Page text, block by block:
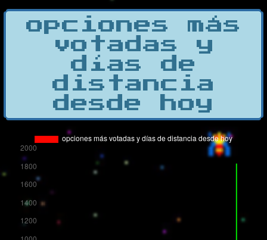
opciones más
votadas y
días de
distancia
desde hoy